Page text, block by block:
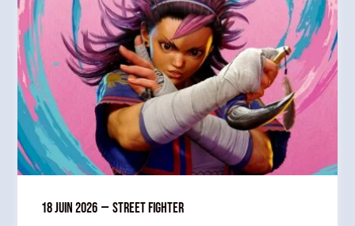
18 juin 2026 — Street Fighter